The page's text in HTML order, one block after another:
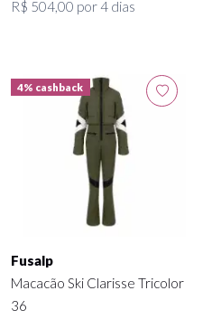
R$ 504,00 por 4 dias
4% cashback
Fusalp
Macacão Ski Clarisse Tricolor
36